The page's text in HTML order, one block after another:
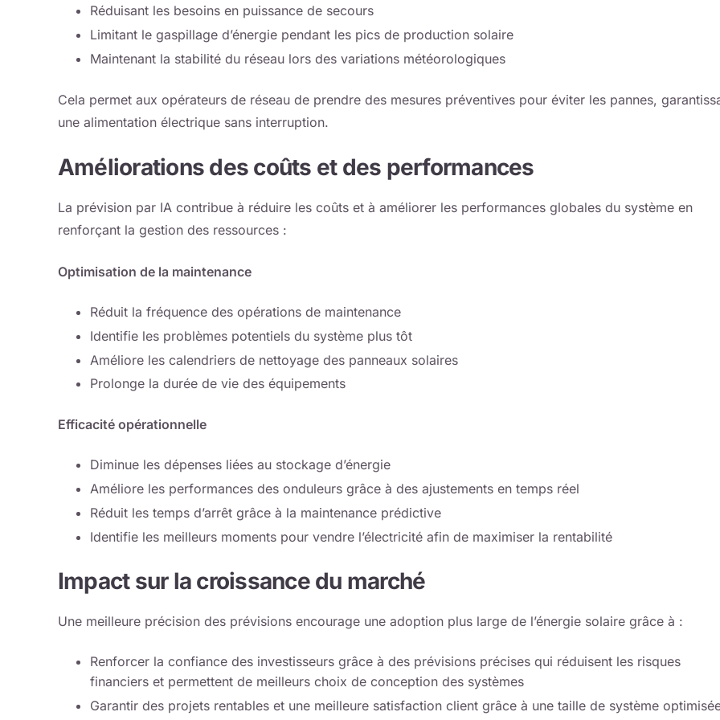
Réduisant les besoins en puissance de secours
Limitant le gaspillage d’énergie pendant les pics de production solaire
Maintenant la stabilité du réseau lors des variations météorologiques
Cela permet aux opérateurs de réseau de prendre des mesures préventives pour éviter les pannes,
une alimentation électrique sans interruption.
Améliorations des coûts et des performances
La prévision par IA contribue à réduire les coûts et à améliorer les performances globales du système en
renforçant la gestion des ressources :
Optimisation de la maintenance
Réduit la fréquence des opérations de maintenance
Identifie les problèmes potentiels du système plus tôt
Améliore les calendriers de nettoyage des panneaux solaires
Prolonge la durée de vie des équipements
Efficacité opérationnelle
Diminue les dépenses liées au stockage d’énergie
Améliore les performances des onduleurs grâce à des ajustements en temps réel
Réduit les temps d’arrêt grâce à la maintenance prédictive
Identifie les meilleurs moments pour vendre l’électricité afin de maximiser la rentabilité
Impact sur la croissance du marché
Une meilleure précision des prévisions encourage une adoption plus large de l’énergie solaire grâce à :
Renforcer la confiance des investisseurs grâce à des prévisions précises qui réduisent les risques
financiers et permettent de meilleurs choix de conception des systèmes
Garantir des projets rentables et une meilleure satisfaction client grâce à une taille de système